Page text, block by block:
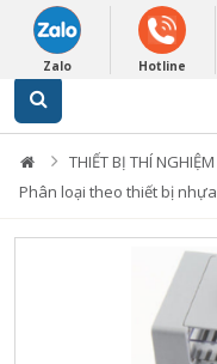
0948279988
THIẾT BỊ THÍ NGHIỆM
Phân loại theo thiết bị nhựa
Zalo Hotline